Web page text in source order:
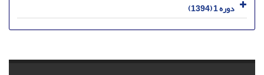
دوره 1 (1394)